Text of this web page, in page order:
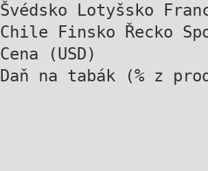
Švédsko Lotyšsko
Chile Finsko Řecko
Cena (USD)
Daň na tabák (% z